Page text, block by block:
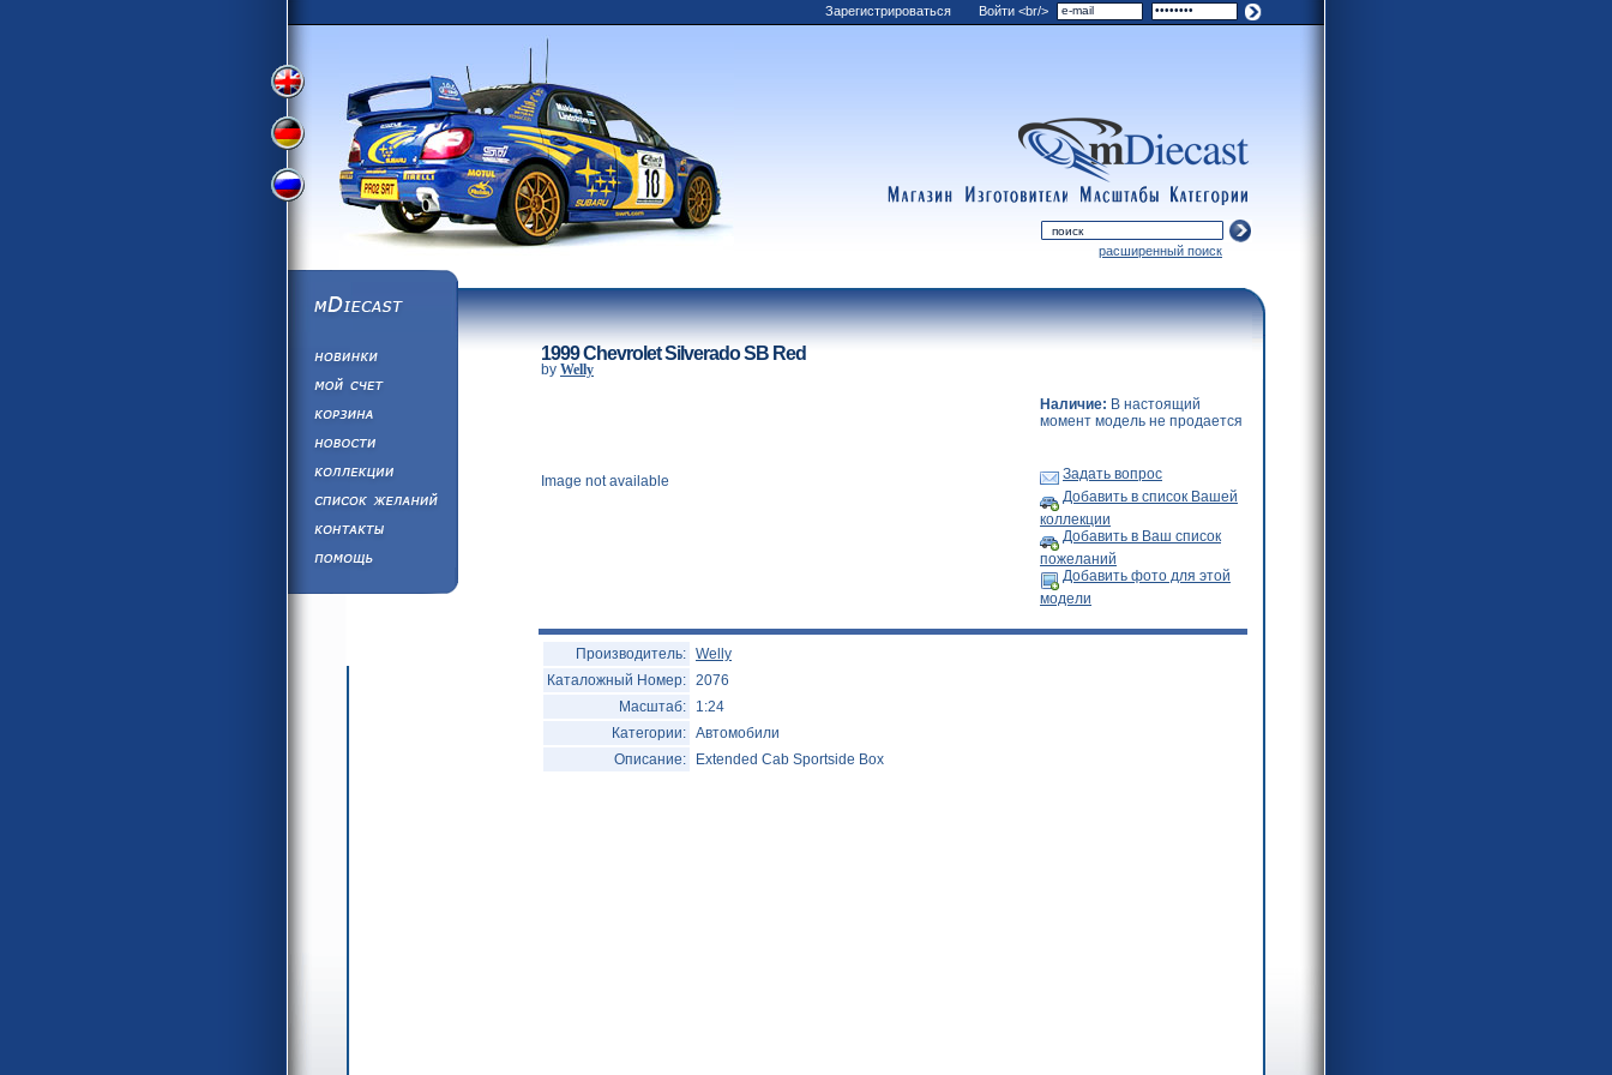
Переключить
английский
Переключить
немецкий
Переключить
русский
язык
Зарегистрироваться Войти <br/>
categories
scales
manufacturers расширенный поиск
mDiecast
Обновления
1999 Chevrolet Silverado SB Red
by Welly
Image not available
Наличие: В настоящий
момент модель не продается
Задать вопрос
Добавить в список Вашей
коллекции
Добавить в Ваш список
пожеланий
Добавить фото для этой
модели
Производитель: Welly
Каталожный Номер: 2076
Масштаб:
1:24
Категории: Автомобили
Описание:
Extended Cab Sportside Box